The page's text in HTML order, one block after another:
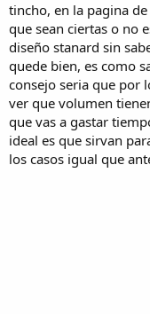
tincho, en la pagina
que sean ciertas o no
diseño stanard sin
quede bien, es como
consejo seria que por
ver que volumen
que vas a gastar
ideal es que sirvan
los casos igual que